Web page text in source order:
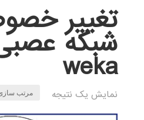
تغییر
شبکه
weka
نمایش یک نتیجه